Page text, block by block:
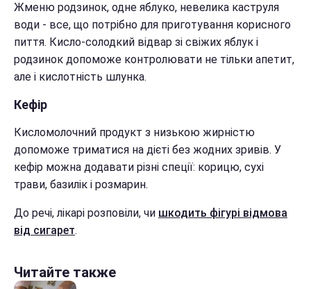
Жменю родзинок, одне яблуко, невелика каструля
води - все, що потрібно для приготування корисного
пиття. Кисло-солодкий відвар зі свіжих яблук і
родзинок допоможе контролювати не тільки апетит,
але і кислотність шлунка.
Кефір
Кисломолочний продукт з низькою жирністю
допоможе триматися на дієті без жодних зривів. У
кефір можна додавати різні спеції: корицю, сухі
трави, базилік і розмарин.
До речі, лікарі розповіли, чи шкодить фігурі відмова
від сигарет.
Читайте также